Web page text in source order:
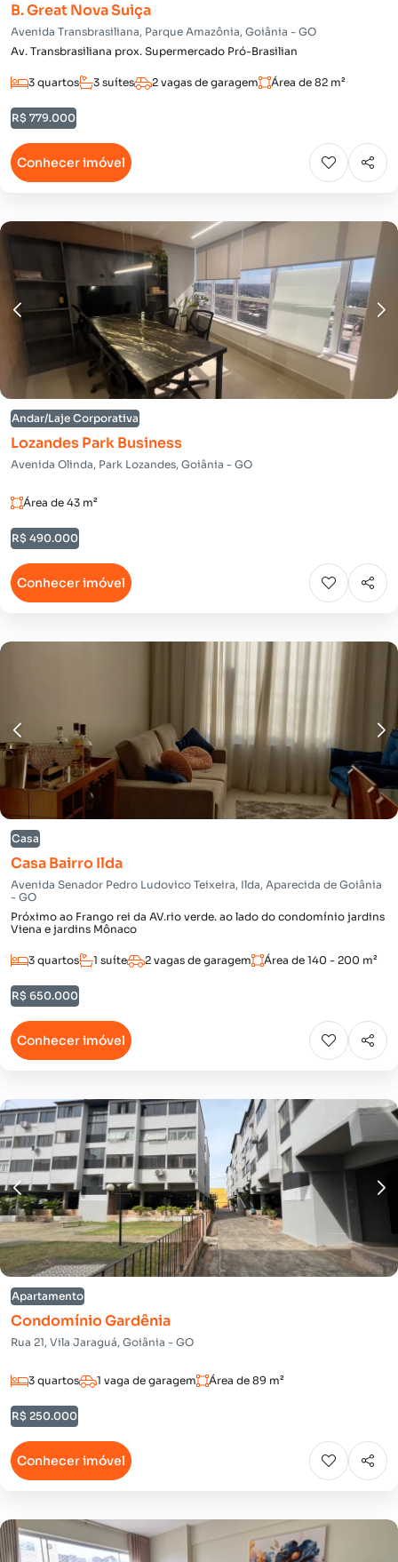
B. Great Nova Suiça
Avenida Transbrasiliana, Parque Amazônia, Goiânia - GO
Av. Transbrasiliana prox. Supermercado Pró-Brasilian
3 quartos 3 suítes 2 vagas de garagem Área de 82 m²
R$ 779.000
Conhecer imóvel
Andar/Laje Corporativa
Lozandes Park Business
Avenida Olinda, Park Lozandes, Goiânia - GO
Área de 43 m²
R$ 490.000
Conhecer imóvel
Casa
Casa Bairro Ilda
Avenida Senador Pedro Ludovico Teixeira, Ilda, Aparecida de Goiânia
- GO
Próximo ao Frango rei da AV.rio verde. ao lado do condomínio jardins
Viena e jardins Mônaco
3 quartos 1 suíte 2 vagas de garagem Área de 140 - 200 m²
R$ 650.000
Conhecer imóvel
Apartamento
Condomínio Gardênia
Rua 21, Vila Jaraguá, Goiânia - GO
3 quartos 1 vaga de garagem Área de 89 m²
R$ 250.000
Conhecer imóvel